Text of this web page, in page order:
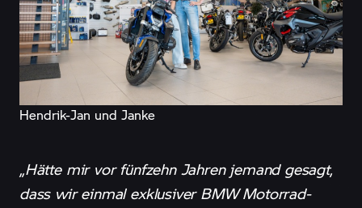
Hendrik-Jan und Janke
„Hätte mir vor fünfzehn Jahren jemand gesagt,
dass wir einmal exklusiver BMW Motorrad-